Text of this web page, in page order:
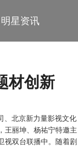
明星资讯
材创新
、北京新力量影视文化
王丽坤、杨祐宁特邀主
视双台联播中。随着剧